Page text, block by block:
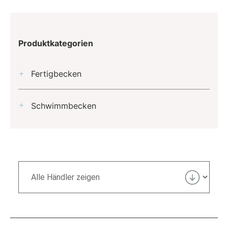
Produktkategorien
Fertigbecken
Schwimmbecken